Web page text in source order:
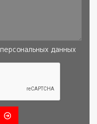
персональных данных